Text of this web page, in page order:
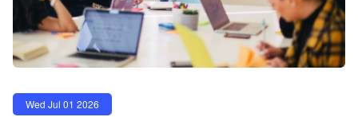
Wed Jul 01 2026